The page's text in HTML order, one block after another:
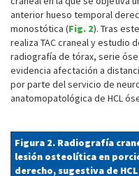
anterior hueso temporal
monostótica (Fig. 2). Tras
realiza TAC craneal y estudio
radiografía de tórax, serie
evidencia afectación a
por parte del servicio de
anatomopatológica de HCL
Figura 2. Radiografía
lesión osteolítica en
derecho, sugestiva de